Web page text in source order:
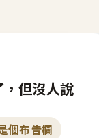
，但沒人說
個布告欄